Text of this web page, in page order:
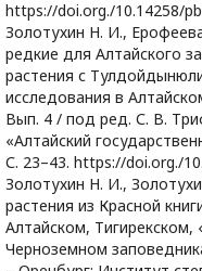
https://doi.org./10.14258/
Золотухин Н. И.,
редкие для Алтайского
растения с
исследования в
Вып. 4 / под ред. С. В.
«Алтайский
С. 23–43. https://doi.org./
Золотухин Н. И.,
растения из Красной
Алтайском,
Черноземном